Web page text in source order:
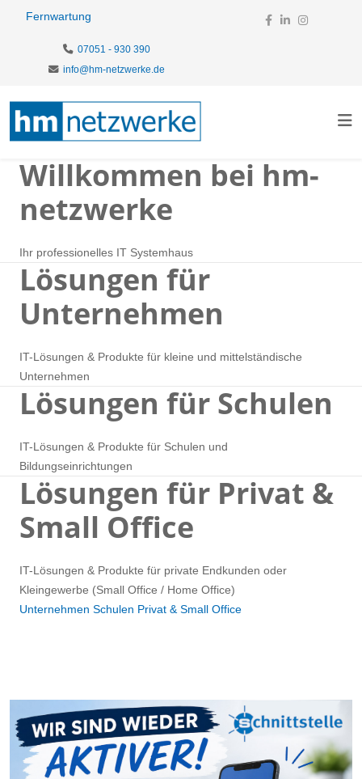
Fernwartung
07051 - 930 390
info@hm-netzwerke.de
Willkommen bei hm-
netzwerke
Ihr professionelles IT Systemhaus
Lösungen für
Unternehmen
IT-Lösungen & Produkte für kleine und mittelständische
Unternehmen
Lösungen für Schulen
IT-Lösungen & Produkte für Schulen und
Bildungseinrichtungen
Lösungen für Privat &
Small Office
IT-Lösungen & Produkte für private Endkunden oder
Kleingewerbe (Small Office / Home Office)
Unternehmen Schulen Privat & Small Office